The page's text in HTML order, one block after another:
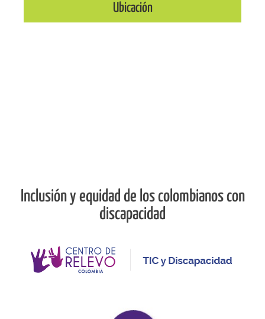
Ubicación
Inclusión y equidad de los colombianos con
discapacidad